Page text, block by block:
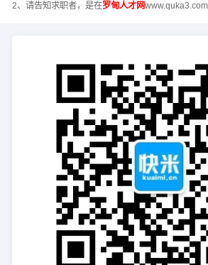
2、请告知求职者，是在罗甸人才网